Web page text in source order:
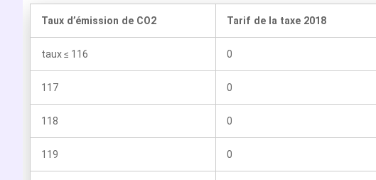
Taux d’émission de CO2 Tarif de la taxe 2018
taux ≤ 116 0
117 0
118 0
119 0